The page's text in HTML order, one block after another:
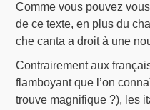
Comme vous pouvez
de ce texte, en plus du
che canta a droit à une
Contrairement aux
flamboyant que l’on
trouve magnifique ?), les